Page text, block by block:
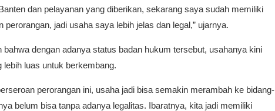
dan pelayanan yang diberikan, sekarang saya sudah memiliki
perorangan, jadi usaha saya lebih jelas dan legal,” ujarnya.
bahwa dengan adanya status badan hukum tersebut, usahanya kini
lebih luas untuk berkembang.
perorangan ini, usaha jadi bisa semakin merambah ke bidang-
belum bisa tanpa adanya legalitas. Ibaratnya, kita jadi memiliki